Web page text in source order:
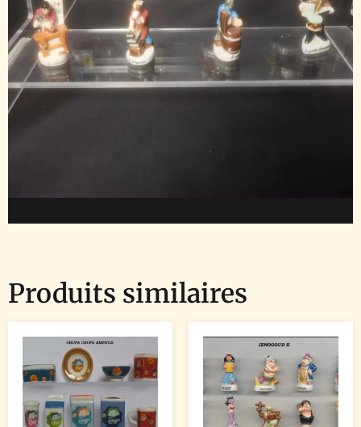
Produits similaires